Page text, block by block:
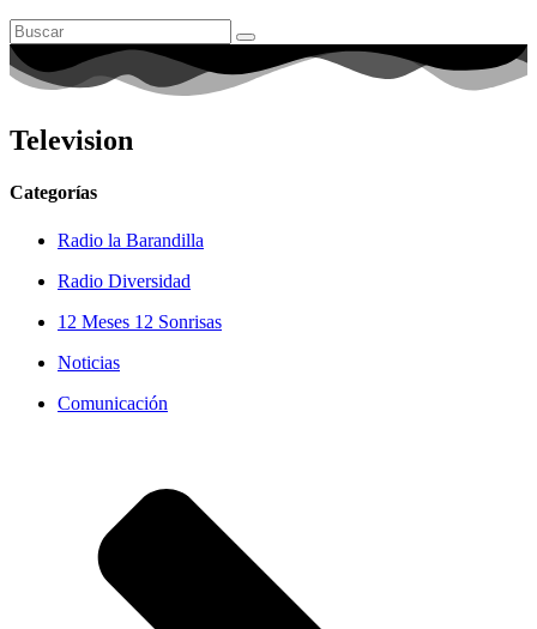
Television
Categorías
Radio la Barandilla
Radio Diversidad
12 Meses 12 Sonrisas
Noticias
Comunicación